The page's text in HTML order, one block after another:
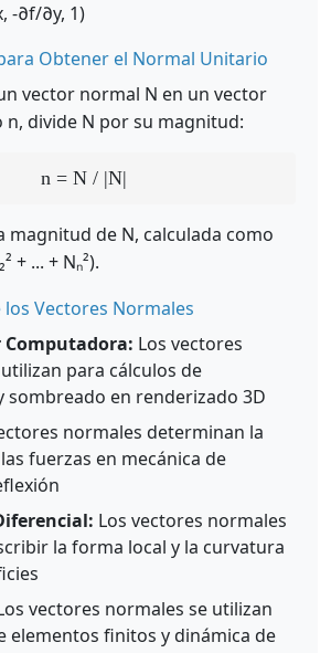
-∂f/∂y, 1)
Obtener el Normal Unitario
vector normal N en un vector
divide N por su magnitud:
n = N / |N|
de N, calculada como
+ ... + Nₙ²).
Vectores Normales
Computadora: Los vectores
para cálculos de
sombreado en renderizado 3D
normales determinan la
fuerzas en mecánica de
Los vectores normales
la forma local y la curvatura
vectores normales se utilizan
elementos finitos y dinámica de